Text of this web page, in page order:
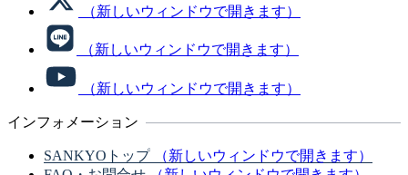
（新しいウィンドウで開きます）
（新しいウィンドウで開きます）
（新しいウィンドウで開きます）
インフォメーション
SANKYOトップ
（新しいウィンドウで開きます）